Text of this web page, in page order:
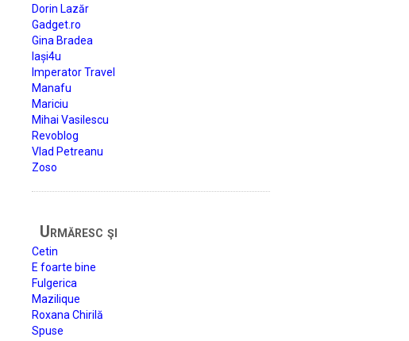
Dorin Lazăr
Gadget.ro
Gina Bradea
Iași4u
Imperator Travel
Manafu
Mariciu
Mihai Vasilescu
Revoblog
Vlad Petreanu
Zoso
Urmăresc şi
Cetin
E foarte bine
Fulgerica
Mazilique
Roxana Chirilă
Spuse